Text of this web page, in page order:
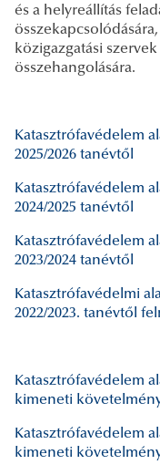
és a helyreállítás
közigazgatási
összehangolására.
Katasztrófavédelem
2025/2026 tanévtől
Katasztrófavédelem
2024/2025 tanévtől
Katasztrófavédelem
2023/2024 tanévtől
Katasztrófavédelmi
2022/2023. tanévtől
Katasztrófavédelem
kimeneti
Katasztrófavédelem
kimeneti